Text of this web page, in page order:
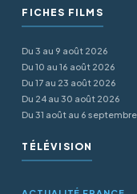
FICHES FILMS
Du 3 au 9 août 2026
Du 10 au 16 août 2026
Du 17 au 23 août 2026
Du 24 au 30 août 2026
Du 31 août au 6
TÉLÉVISION